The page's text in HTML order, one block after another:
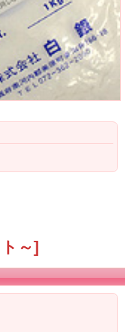
～]